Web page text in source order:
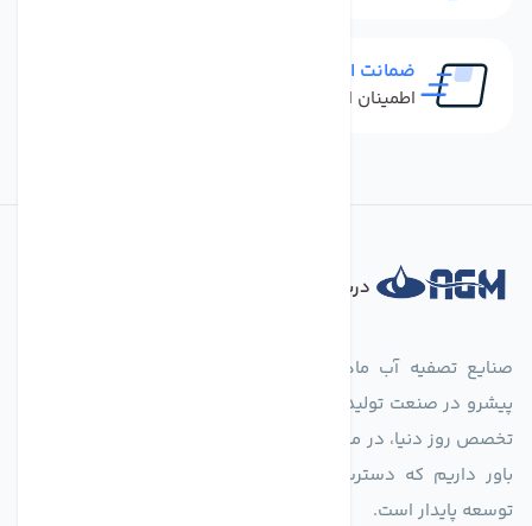
ضمانت اصل بودن کالا
اطمینان از خرید کالای اورجینال
درباره فروشگاه
پیشرو در صنعت تولید تجهیزات تصفیه آب، با تکیه بر دانش فنی و
تخصص روز دنیا، در مسیر تأمین آب سالم و پایدار گام برمی‌دارد. ما
باور داریم که دسترسی به آب پاک، یک حق اساسی و زیربنای
توسعه پایدار است.